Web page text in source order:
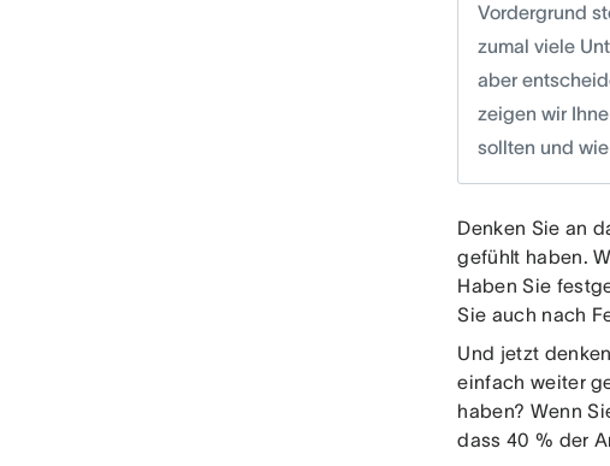
Vordergrund
zumal viele
aber
zeigen wir
sollten und
Denken Sie an
gefühlt haben.
Haben Sie
Sie auch nach
Und jetzt
einfach weiter
haben? Wenn
dass 40 % der